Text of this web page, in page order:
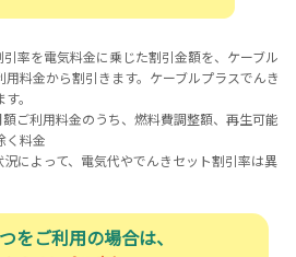
率を電気料金に乗じた割引金額を、ケーブル
料金から割引きます。ケーブルプラスでんき
。
ご利用料金のうち、燃料費調整額、再生可能
く料金
によって、電気代やでんきセット割引率は異
をご利用の場合は、